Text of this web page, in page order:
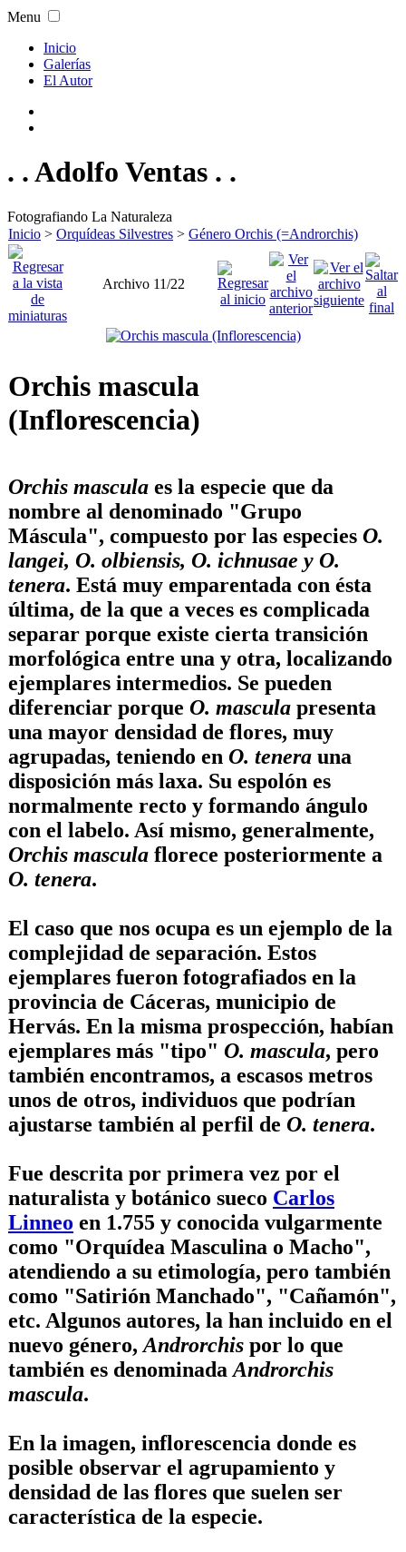
Menu
Inicio
Galerías
El Autor
. . Adolfo Ventas . .
Fotografiando La Naturaleza
Inicio > Orquídeas Silvestres > Género Orchis (=Androrchis)
Archivo 11/22
Orchis mascula
(Inflorescencia)
Orchis mascula es la especie que da
nombre al denominado "Grupo
Máscula", compuesto por las especies O.
langei, O. olbiensis, O. ichnusae y O.
tenera. Está muy emparentada con ésta
última, de la que a veces es complicada
separar porque existe cierta transición
morfológica entre una y otra, localizando
ejemplares intermedios. Se pueden
diferenciar porque O. mascula presenta
una mayor densidad de flores, muy
agrupadas, teniendo en O. tenera una
disposición más laxa. Su espolón es
normalmente recto y formando ángulo
con el labelo. Así mismo, generalmente,
Orchis mascula florece posteriormente a
O. tenera.
El caso que nos ocupa es un ejemplo de la
complejidad de separación. Estos
ejemplares fueron fotografiados en la
provincia de Cáceras, municipio de
Hervás. En la misma prospección, habían
ejemplares más "tipo" O. mascula, pero
también encontramos, a escasos metros
unos de otros, individuos que podrían
ajustarse también al perfil de O. tenera.
Fue descrita por primera vez por el
naturalista y botánico sueco Carlos
Linneo en 1.755 y conocida vulgarmente
como "Orquídea Masculina o Macho",
atendiendo a su etimología, pero también
como "Satirión Manchado", "Cañamón",
etc. Algunos autores, la han incluido en el
nuevo género, Androrchis por lo que
también es denominada Androrchis
mascula.
En la imagen, inflorescencia donde es
posible observar el agrupamiento y
densidad de las flores que suelen ser
característica de la especie.